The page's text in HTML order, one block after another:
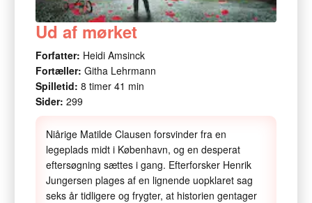
Ud af mørket
Forfatter: Heidi Amsinck
Fortæller: Githa Lehrmann
Spilletid: 8 timer 41 min
Sider: 299
Niårige Matilde Clausen forsvinder fra en
legeplads midt i København, og en desperat
eftersøgning sættes i gang. Efterforsker Henrik
Jungersen plages af en lignende uopklaret sag
seks år tidligere og frygter, at historien gentager